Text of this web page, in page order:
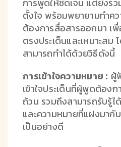
การพูดให้ชัดเจน แต่ยังรว
ตั้งใจ พร้อมพยายามทำคว
ต้องการสื่อสารออกมา เ
ตรงประเด็นและเหมาะสม
สามารถทำได้ด้วยวิธีดังนี้
การเข้าใจความหมาย : ผู้
เข้าใจประเด็นที่ผู้พูดต้อง
ถ้วน รวมถึงสามารถรับรู้
และความหมายที่แฝงมากั
เป็นอย่างดี